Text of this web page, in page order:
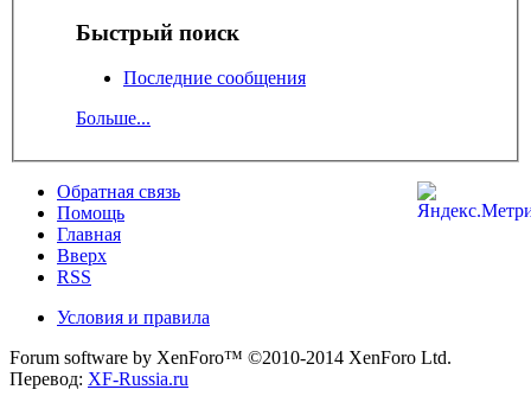
Быстрый поиск
Последние сообщения
Больше...
Обратная связь
Помощь
Главная
Вверх
RSS
Условия и правила
Forum software by XenForo™ ©2010-2014 XenForo Ltd.
Перевод: XF-Russia.ru